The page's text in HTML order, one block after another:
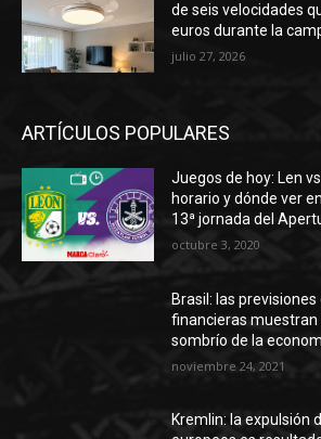
de seis velocidades
euros durante la
julio 27, 2026
ARTÍCULOS POPULARES
Juegos de hoy: Len
horario y dónde ver
13ª jornada del
octubre 3, 2020
Brasil: las
financieras muestran
sombrío de la
noviembre 24, 2021
Kremlin: la expulsión